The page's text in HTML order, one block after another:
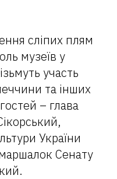
сліпих плям
музеїв у
участь
та інших
– глава
України
Сенату